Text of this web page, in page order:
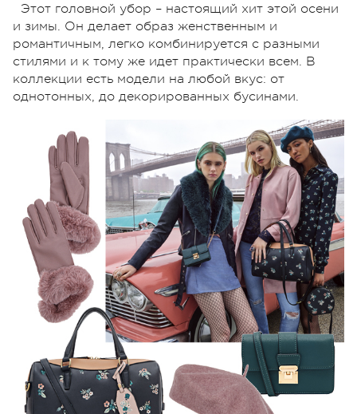
Этот головной убор – настоящий хит этой осени
и зимы. Он делает образ женственным и
романтичным, легко комбинируется с разными
стилями и к тому же идет практически всем. В
коллекции есть модели на любой вкус: от
однотонных, до декорированных бусинами.